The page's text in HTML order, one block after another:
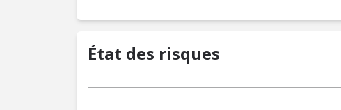
État des risques